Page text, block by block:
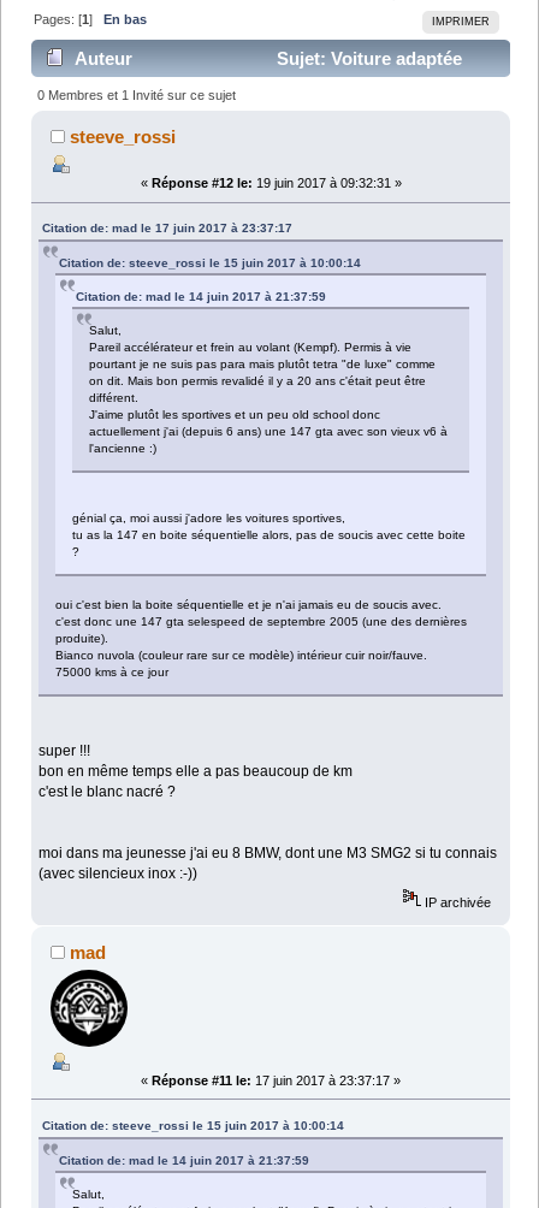
IMPRIMER
Pages: [1] En bas
Auteur
Sujet: Voiture adaptée
handicap (Lu 14377 fois)
0 Membres et 1 Invité sur ce sujet
steeve_rossi
« Réponse #12 le: 19 juin 2017 à 09:32:31 »
Citation de: mad le 17 juin 2017 à 23:37:17
Citation de: steeve_rossi le 15 juin 2017 à 10:00:14
Citation de: mad le 14 juin 2017 à 21:37:59
Salut,
Pareil accélérateur et frein au volant (Kempf). Permis à vie
pourtant je ne suis pas para mais plutôt tetra "de luxe" comme
on dit. Mais bon permis revalidé il y a 20 ans c'était peut être
différent.
J'aime plutôt les sportives et un peu old school donc
actuellement j'ai (depuis 6 ans) une 147 gta avec son vieux v6 à
l'ancienne :)
génial ça, moi aussi j'adore les voitures sportives,
tu as la 147 en boite séquentielle alors, pas de soucis avec cette boite
?
oui c'est bien la boite séquentielle et je n'ai jamais eu de soucis avec.
c'est donc une 147 gta selespeed de septembre 2005 (une des dernières
produite).
Bianco nuvola (couleur rare sur ce modèle) intérieur cuir noir/fauve.
75000 kms à ce jour
super !!!
bon en même temps elle a pas beaucoup de km
c'est le blanc nacré ?
moi dans ma jeunesse j'ai eu 8 BMW, dont une M3 SMG2 si tu connais
(avec silencieux inox :-))
IP archivée
mad
« Réponse #11 le: 17 juin 2017 à 23:37:17 »
Citation de: steeve_rossi le 15 juin 2017 à 10:00:14
Citation de: mad le 14 juin 2017 à 21:37:59
Salut,